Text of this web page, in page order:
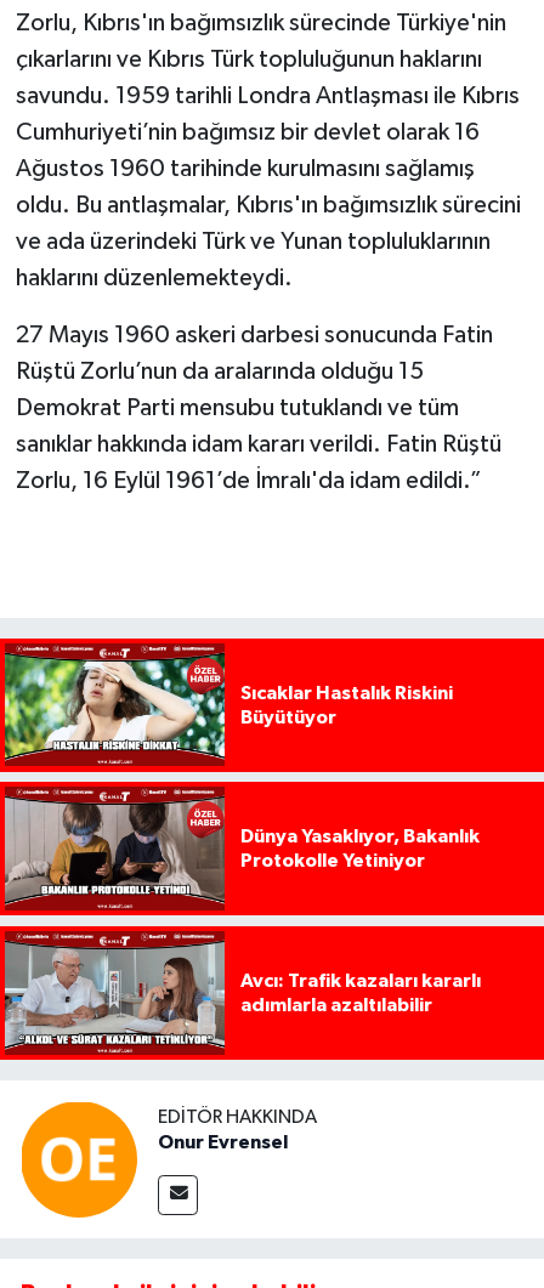
Zorlu, Kıbrıs'ın bağımsızlık sürecinde Türkiye'nin
çıkarlarını ve Kıbrıs Türk topluluğunun haklarını
savundu. 1959 tarihli Londra Antlaşması ile Kıbrıs
Cumhuriyeti’nin bağımsız bir devlet olarak 16
Ağustos 1960 tarihinde kurulmasını sağlamış
oldu. Bu antlaşmalar, Kıbrıs'ın bağımsızlık sürecini
ve ada üzerindeki Türk ve Yunan topluluklarının
haklarını düzenlemekteydi.
27 Mayıs 1960 askeri darbesi sonucunda Fatin
Rüştü Zorlu’nun da aralarında olduğu 15
Demokrat Parti mensubu tutuklandı ve tüm
sanıklar hakkında idam kararı verildi. Fatin Rüştü
Zorlu, 16 Eylül 1961’de İmralı'da idam edildi.”
Sıcaklar Hastalık Riskini
Büyütüyor
Dünya Yasaklıyor, Bakanlık
Protokolle Yetiniyor
Avcı: Trafik kazaları kararlı
adımlarla azaltılabilir
EDITÖR HAKKINDA
Onur Evrensel